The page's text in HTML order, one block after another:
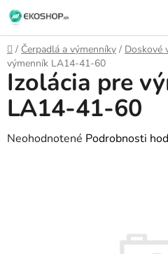
Prejsť
na
obsah
Domov
/ Čerpadlá a výmenníky / Doskové
výmenník LA14-41-60
Izolácia pre
LA14-41-60
Priemerné
Neohodnotené Podrobnosti